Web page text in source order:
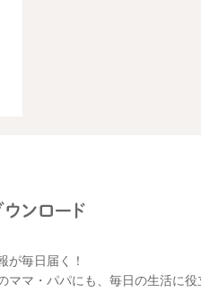
が毎日届く！
マ・パパにも、毎日の生活に役